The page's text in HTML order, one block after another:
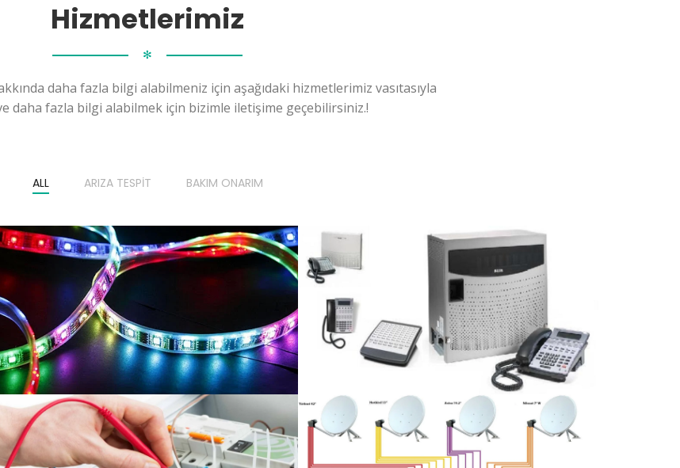
Hizmetlerimiz
✻
daha fazla bilgi alabilmeniz için aşağıdaki hizmetlerimiz vasıtasıyla
daha fazla bilgi alabilmek için bizimle iletişime geçebilirsiniz.!
ALL ARIZA TESPIT BAKIM ONARIM